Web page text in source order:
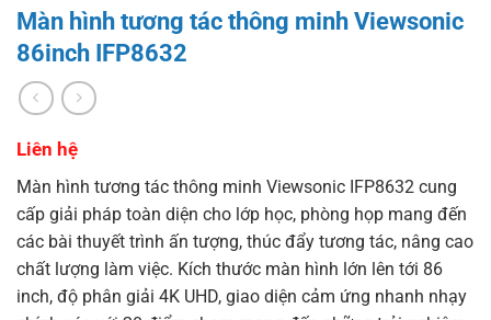
Màn hình tương tác thông minh Viewsonic
86inch IFP8632
Liên hệ
Màn hình tương tác thông minh Viewsonic IFP8632 cung
cấp giải pháp toàn diện cho lớp học, phòng họp mang đến
các bài thuyết trình ấn tượng, thúc đẩy tương tác, nâng cao
chất lượng làm việc. Kích thước màn hình lớn lên tới 86
inch, độ phân giải 4K UHD, giao diện cảm ứng nhanh nhạy